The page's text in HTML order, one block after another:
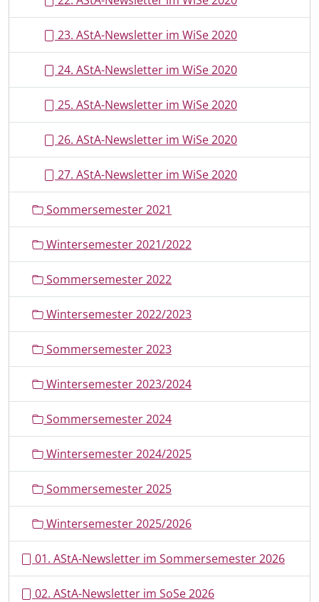
23. AStA-Newsletter im WiSe 2020
24. AStA-Newsletter im WiSe 2020
25. AStA-Newsletter im WiSe 2020
26. AStA-Newsletter im WiSe 2020
27. AStA-Newsletter im WiSe 2020
Sommersemester 2021
Wintersemester 2021/2022
Sommersemester 2022
Wintersemester 2022/2023
Sommersemester 2023
Wintersemester 2023/2024
Sommersemester 2024
Wintersemester 2024/2025
Sommersemester 2025
Wintersemester 2025/2026
01. AStA-Newsletter im Sommersemester 2026
02. AStA-Newsletter im SoSe 2026